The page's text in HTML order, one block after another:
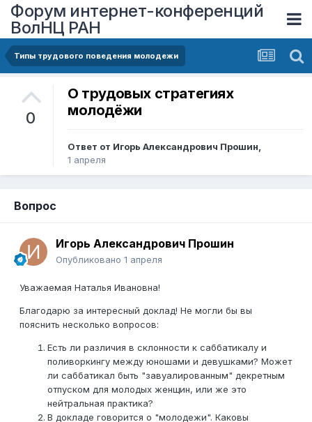
Форум интернет-конференций
ВолНЦ РАН
Типы трудового поведения молодежи
0
О трудовых стратегиях
молодёжи
Ответ от Игорь Александрович Прошин,
1 апреля
Вопрос
Игорь Александрович Прошин
Опубликовано 1 апреля
Уважаемая Наталья Ивановна!
Благодарю за интересный доклад! Не могли бы вы
пояснить несколько вопросов:
Есть ли различия в склонности к саббатикалу и
поливоркингу между юношами и девушками? Может
ли саббатикал быть "завуалированным" декретным
отпуском для молодых женщин, или же это
нейтральная практика?
В докладе говорится о "молодежи". Каковы